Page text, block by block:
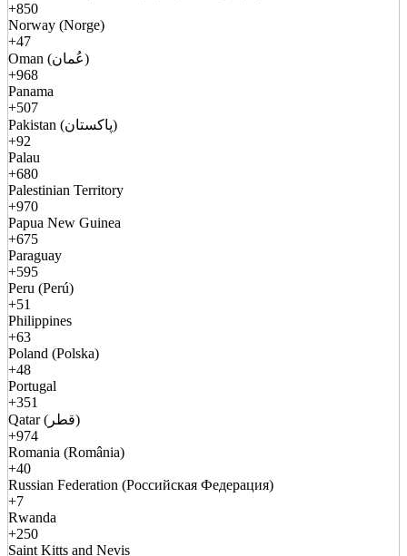
+850
Norway (Norge)
+47
Oman (عُمان)
+968
Panama
+507
Pakistan (پاکستان)
+92
Palau
+680
Palestinian Territory
+970
Papua New Guinea
+675
Paraguay
+595
Peru (Perú)
+51
Philippines
+63
Poland (Polska)
+48
Portugal
+351
Qatar (قطر)
+974
Romania (România)
+40
Russian Federation (Российская Федерация)
+7
Rwanda
+250
Saint Kitts and Nevis